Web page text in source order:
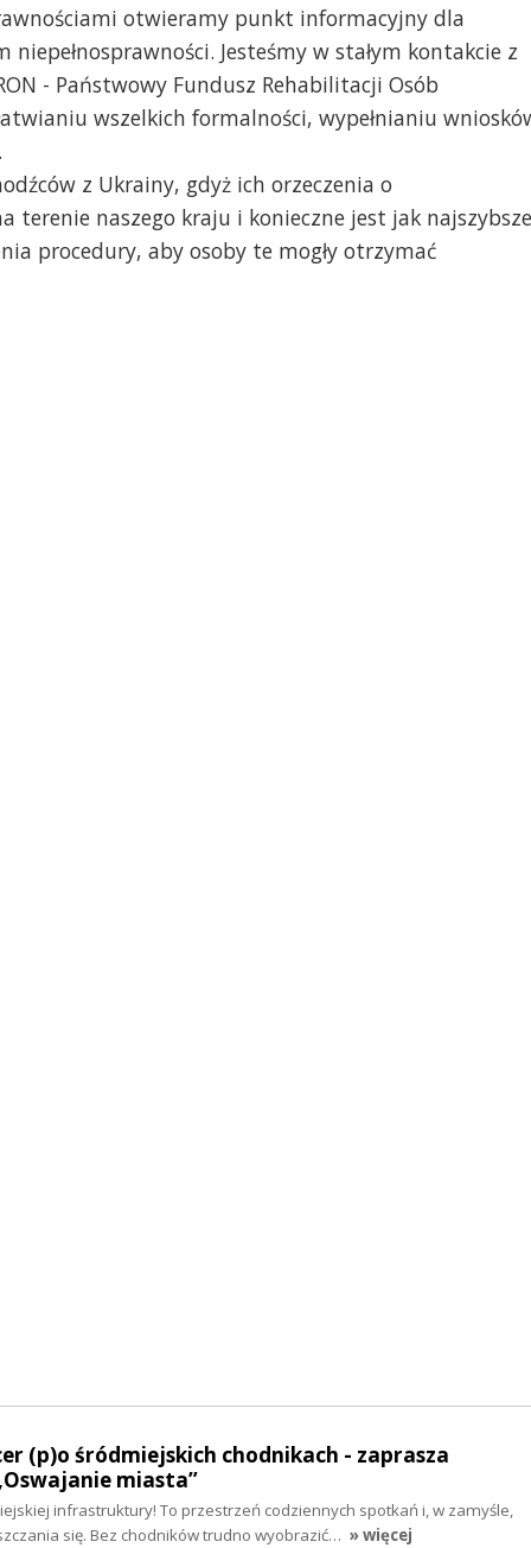
otwieramy punkt informacyjny dla
Jesteśmy w stałym kontakcie z
- Państwowy Fundusz Rehabilitacji Osób
wszelkich formalności, wypełnianiu
z Ukrainy, gdyż ich orzeczenia o
terenie naszego kraju i konieczne jest jak najszybsze
procedury, aby osoby te mogły otrzymać
(p)o śródmiejskich chodnikach - zaprasza
miasta”
infrastruktury! To przestrzeń codziennych spotkań i, w zamyśle,
się. Bez chodników trudno wyobrazić… » więcej